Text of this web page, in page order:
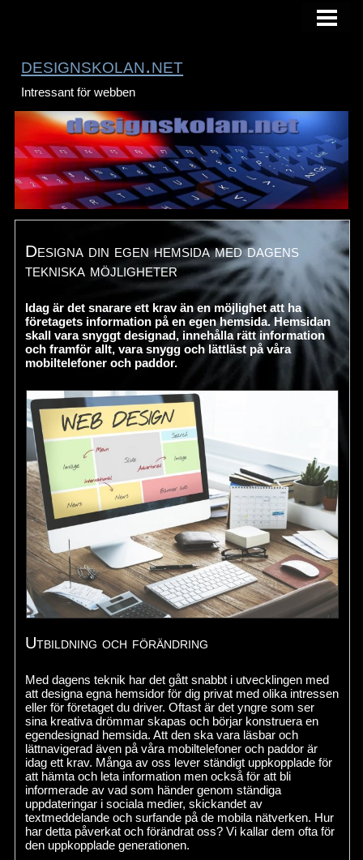
designskolan.net
Intressant för webben
Designa din egen hemsida med dagens
tekniska möjligheter
Idag är det snarare ett krav än en möjlighet att ha
företagets information på en egen hemsida. Hemsidan
skall vara snyggt designad, innehålla rätt information
och framför allt, vara snygg och lättläst på våra
mobiltelefoner och paddor.
Utbildning och förändring
Med dagens teknik har det gått snabbt i utvecklingen med
att designa egna hemsidor för dig privat med olika intressen
eller för företaget du driver. Oftast är det yngre som ser
sina kreativa drömmar skapas och börjar konstruera en
egendesignad hemsida. Att den ska vara läsbar och
lättnavigerad även på våra mobiltelefoner och paddor är
idag ett krav. Många av oss lever ständigt uppkopplade för
att hämta och leta information men också för att bli
informerade av vad som händer genom ständiga
uppdateringar i sociala medier, skickandet av
textmeddelande och surfande på de mobila nätverken. Hur
har detta påverkat och förändrat oss? Vi kallar dem ofta för
den uppkopplade generationen.